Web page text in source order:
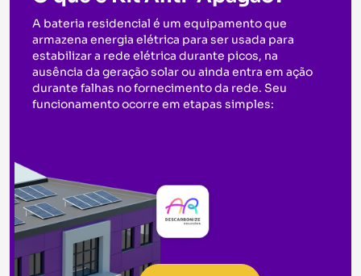
A bateria residencial é um equipamento que
armazena energia elétrica para ser usada para
estabilizar a rede elétrica durante picos, na
ausência da geração solar ou ainda entra em ação
durante falhas no fornecimento da rede. Seu
funcionamento ocorre em etapas simples: